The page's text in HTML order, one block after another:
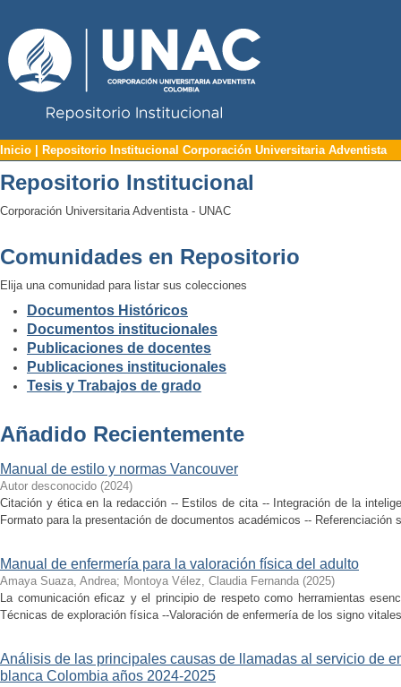
Inicio | Repositorio Institucional
Inicio | Repositorio Institucional Corporación Universitaria Adventista
Repositorio Institucional
Corporación Universitaria Adventista - UNAC
Comunidades en Repositorio
Elija una comunidad para listar sus colecciones
Documentos Históricos
Documentos institucionales
Publicaciones de docentes
Publicaciones institucionales
Tesis y Trabajos de grado
Añadido Recientemente
Manual de estilo y normas Vancouver
Autor desconocido (2024)
Citación y ética en la redacción -- Estilos de cita -- Integración de la
Formato para la presentación de documentos académicos -- Referenciación
Manual de enfermería para la valoración física del adulto
Amaya Suaza, Andrea; Montoya Vélez, Claudia Fernanda (2025)
La comunicación eficaz y el principio de respeto como herramientas
Técnicas de exploración física --Valoración de enfermería de los signo
Análisis de las principales causas de llamadas al servicio de
blanca Colombia años 2024-2025